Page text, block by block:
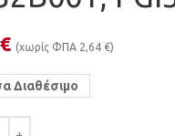
€ (χωρίς ΦΠΑ 2,64 €)
Διαθέσιμο